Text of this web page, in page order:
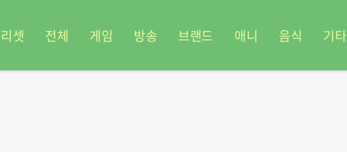
셋 전체 게임 방송 브랜드 애니 음식 기타